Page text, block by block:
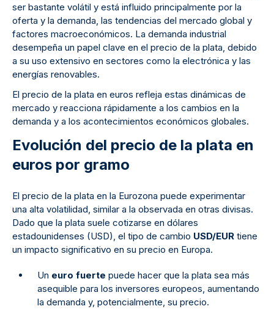
ser bastante volátil y está influido principalmente por la
oferta y la demanda, las tendencias del mercado global y
factores macroeconómicos. La demanda industrial
desempeña un papel clave en el precio de la plata, debido
a su uso extensivo en sectores como la electrónica y las
energías renovables.
El precio de la plata en euros refleja estas dinámicas de
mercado y reacciona rápidamente a los cambios en la
demanda y a los acontecimientos económicos globales.
Evolución del precio de la plata en
euros por gramo
El precio de la plata en la Eurozona puede experimentar
una alta volatilidad, similar a la observada en otras divisas.
Dado que la plata suele cotizarse en dólares
estadounidenses (USD), el tipo de cambio USD/EUR tiene
un impacto significativo en su precio en Europa.
Un euro fuerte puede hacer que la plata sea más
asequible para los inversores europeos, aumentando
la demanda y, potencialmente, su precio.